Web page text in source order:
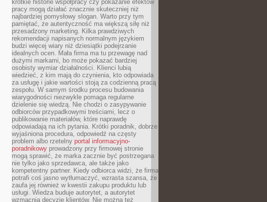
krótkie historie współpracy czy pokazanie efektów
pracy mogą działać znacznie skuteczniej niż
najbardziej pomysłowy slogan. Warto przy tym
pamiętać, że autentyczność ma większą siłę niż
przesadzony marketing. Kilka prawdziwych
rekomendacji napisanych normalnym językiem
budzi więcej wiary niż dziesiątki podejrzanie
idealnych ocen. Mała firma ma tu przewagę nad
dużymi markami, bo może pokazać bardziej
osobisty wymiar działalności. Klienci lubią
wiedzieć, z kim mają do czynienia, kto odpowiada
za usługę i jakie wartości stoją za codzienną pracą
zespołu. W samym środku procesu budowania
wiarygodności niezwykle pomaga regularne
dzielenie się wiedzą. Nie chodzi o zasypywanie
odbiorców przypadkowymi treściami, lecz o
publikowanie materiałów, które naprawdę
odpowiadają na ich pytania. Krótki poradnik, dobrze
wyjaśniona procedura, odpowiedź na częsty
problem albo rzetelny portal informacyjno-
poradnikowy prowadzony przy firmowej stronie
mogą sprawić, że marka zacznie być postrzegana
nie tylko jako sprzedawca, ale także jako
kompetentny partner. Kiedy odbiorca widzi, że firma
potrafi coś jasno wytłumaczyć, wzrasta szansa, że
zaufa jej również w kwestii zakupu produktu lub
usługi. Wiedza buduje autorytet, a autorytet
wzmacnia decyzje klientów. Nie można też